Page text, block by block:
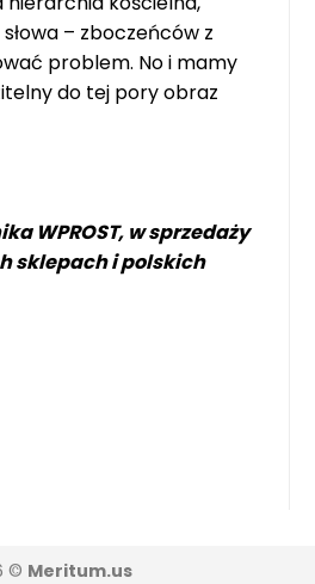
– zboczeńców z
problem. No i mamy
do tej pory obraz
WPROST, w sprzedaży
sklepach i polskich
© Meritum.us